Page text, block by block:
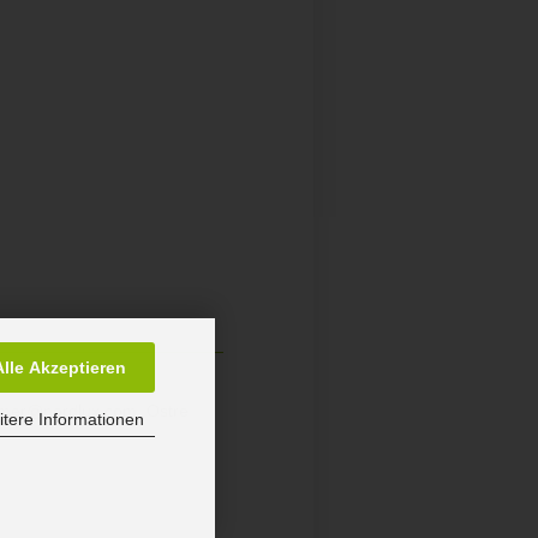
Akzeptieren
InformationenOstre